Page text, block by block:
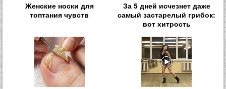
Женские носки для
топтания чувств
За 5 дней исчезнет даже
самый застарелый грибок:
вот хитрость